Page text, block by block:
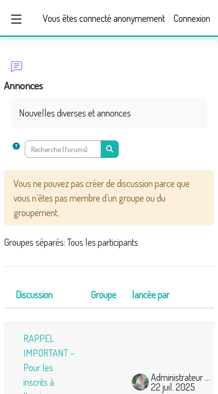
Panneau latéral
Vous êtes connecté anonymement Connexion
Annonces
Nouvelles diverses et annonces
Recherche (forums)
Recherche (forums)
Vous ne pouvez pas créer de discussion parce que
vous n’êtes pas membre d’un groupe ou du
groupement.
Groupes séparés: Tous les participants
Statut
Discussion Groupe lancée par
RAPPEL
IMPORTANT –
Pour les
inscrits à
Administrateur Mooc Ornitho
22 juil. 2025